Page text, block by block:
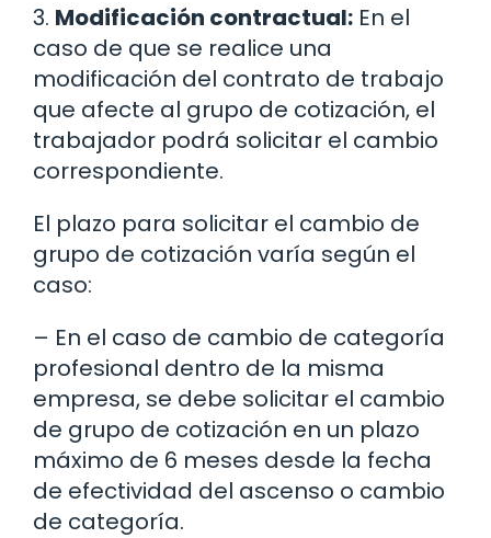
3. Modificación contractual: En el
caso de que se realice una
modificación del contrato de trabajo
que afecte al grupo de cotización, el
trabajador podrá solicitar el cambio
correspondiente.
El plazo para solicitar el cambio de
grupo de cotización varía según el
caso:
– En el caso de cambio de categoría
profesional dentro de la misma
empresa, se debe solicitar el cambio
de grupo de cotización en un plazo
máximo de 6 meses desde la fecha
de efectividad del ascenso o cambio
de categoría.